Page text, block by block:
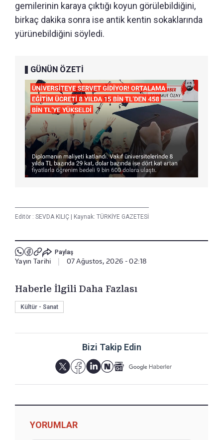
gemilerinin karaya çıktığı koyun görülebildiğini,
birkaç dakika sonra ise antik kentin sokaklarında
yürünebildiğini söyledi.
GÜNÜN ÖZETİ
Editör : SEVDA KILIÇ | Kaynak: TÜRKİYE GAZETESİ
Paylaş
Yayın Tarihi 07 Ağustos, 2026 - 02:18
Haberle İlgili Daha Fazlası
Kültür - Sanat
Bizi Takip Edin
YORUMLAR